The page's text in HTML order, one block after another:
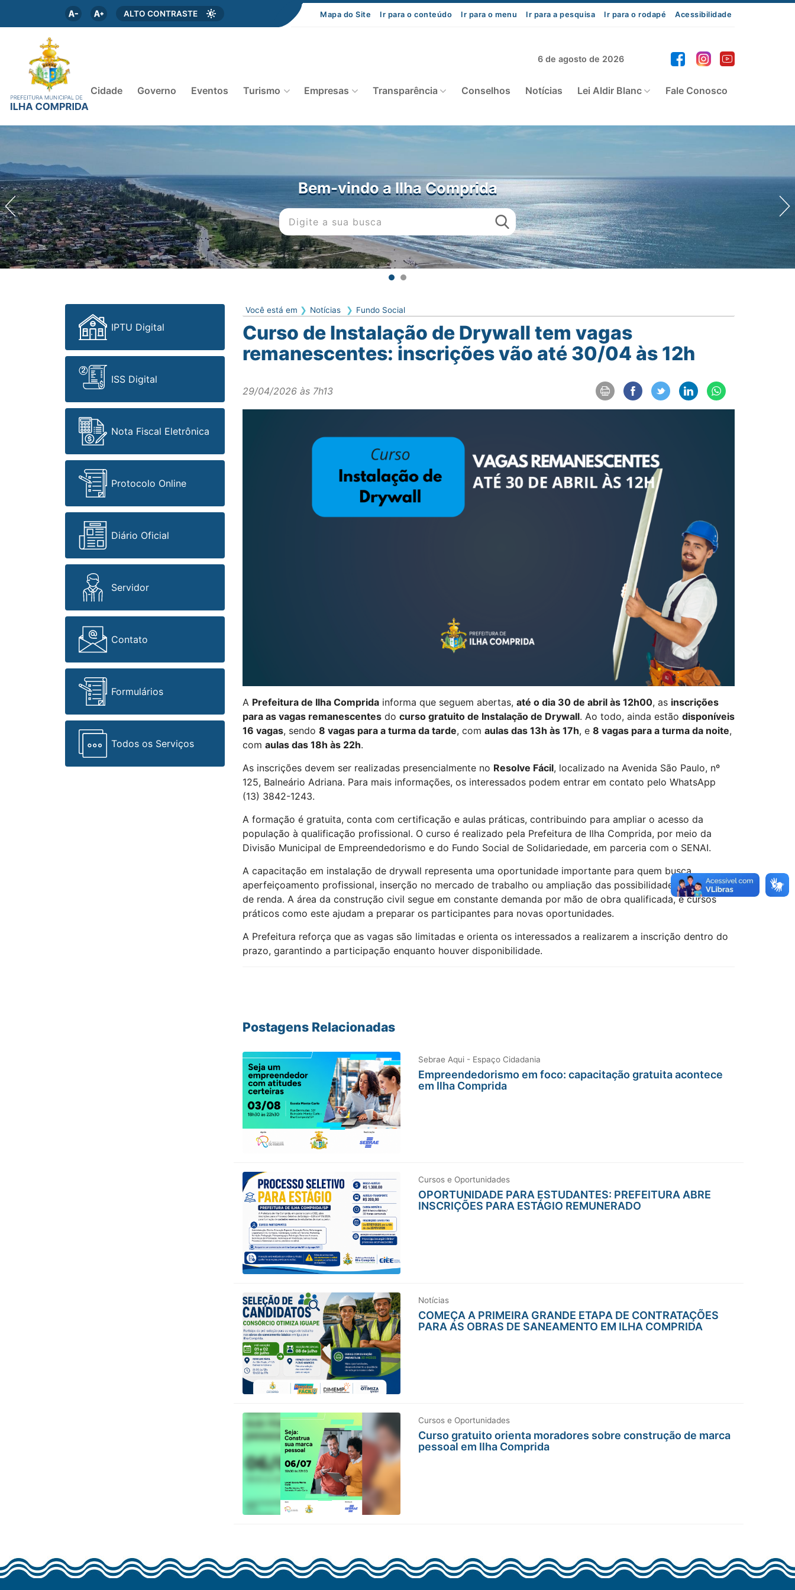
ALTO CONTRASTE Mapa do Site Ir para o conteúdo Ir para o menu Ir para a pesquisa Ir para o rodapé Acessibilidade
6 de agosto de 2026
Cidade Governo Eventos Turismo Empresas Transparência Conselhos Notícias Lei Aldir Blanc Fale Conosco
Bem-vindo a Ilha Comprida
IPTU Digital
ISS Digital
Nota Fiscal Eletrônica
Protocolo Online
Diário Oficial
Servidor
Contato
Formulários
Todos os Serviços
Você está em Notícias Fundo Social
Curso de Instalação de Drywall tem vagas
remanescentes: inscrições vão até 30/04 às 12h
29/04/2026 às 7h13
A Prefeitura de Ilha Compridainforma que seguem abertas, até o dia 30 de abril às 12h00, as inscrições
para as vagas remanescentesdo curso gratuito de Instalação de Drywall. Ao todo, ainda estão disponíveis
16 vagas, sendo 8 vagas para a turma da tarde, com aulas das 13h às 17h, e 8 vagas para a turma da noite,
com aulas das 18h às 22h.
As inscrições devem ser realizadas presencialmente no Resolve Fácil, localizado na Avenida São Paulo, nº
125, Balneário Adriana. Para mais informações, os interessados podem entrar em contato pelo WhatsApp
(13) 3842-1243.
A formação é gratuita, conta com certificação e aulas práticas, contribuindo para ampliar o acesso da
população à qualificação profissional. O curso é realizado pela Prefeitura de Ilha Comprida, por meio da
Divisão Municipal de Empreendedorismo e do Fundo Social de Solidariedade, em parceria com o SENAI.
A capacitação em instalação de drywall representa uma oportunidade importante para quem busca
aperfeiçoamento profissional, inserção no mercado de trabalho ou ampliação das possibilidades de geração
de renda. A área da construção civil segue em constante demanda por mão de obra qualificada, e cursos
práticos como este ajudam a preparar os participantes para novas oportunidades.
A Prefeitura reforça que as vagas são limitadas e orienta os interessados a realizarem a inscrição dentro do
prazo, garantindo a participação enquanto houver disponibilidade.
Postagens Relacionadas
Sebrae Aqui - Espaço Cidadania
Empreendedorismo em foco: capacitação gratuita acontece
em Ilha Comprida
Cursos e Oportunidades
OPORTUNIDADE PARA ESTUDANTES: PREFEITURA ABRE
INSCRIÇÕES PARA ESTÁGIO REMUNERADO
Notícias
COMEÇA A PRIMEIRA GRANDE ETAPA DE CONTRATAÇÕES
PARA AS OBRAS DE SANEAMENTO EM ILHA COMPRIDA
Cursos e Oportunidades
Curso gratuito orienta moradores sobre construção de marca
pessoal em Ilha Comprida